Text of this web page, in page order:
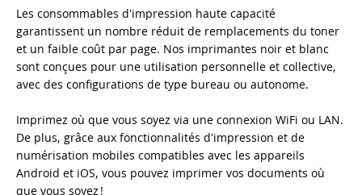
Les consommables d'impression haute capacité
garantissent un nombre réduit de remplacements du toner
et un faible coût par page. Nos imprimantes noir et blanc
sont conçues pour une utilisation personnelle et collective,
avec des configurations de type bureau ou autonome.
Imprimez où que vous soyez via une connexion WiFi ou LAN.
De plus, grâce aux fonctionnalités d'impression et de
numérisation mobiles compatibles avec les appareils
Android et iOS, vous pouvez imprimer vos documents où
que vous soyez !